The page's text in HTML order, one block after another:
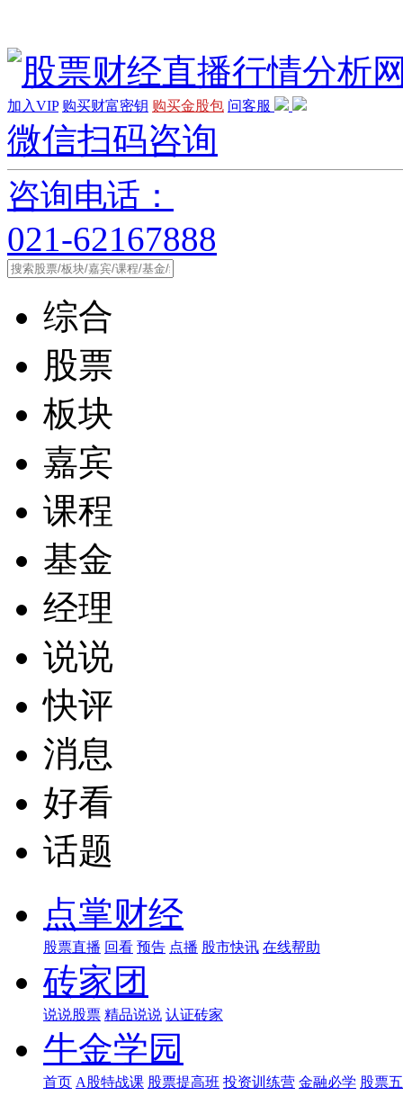
加入VIP 购买财富密钥 购买金股包 问客服
微信扫码咨询
咨询电话：
021-62167888
综合
股票
板块
嘉宾
课程
基金
经理
说说
快评
消息
好看
话题
点掌财经
股票直播 回看 预告 点播 股市快讯 在线帮助
砖家团
说说股票 精品说说 认证砖家
牛金学园
首页 A股特战课 股票提高班 投资训练营 金融必学 股票